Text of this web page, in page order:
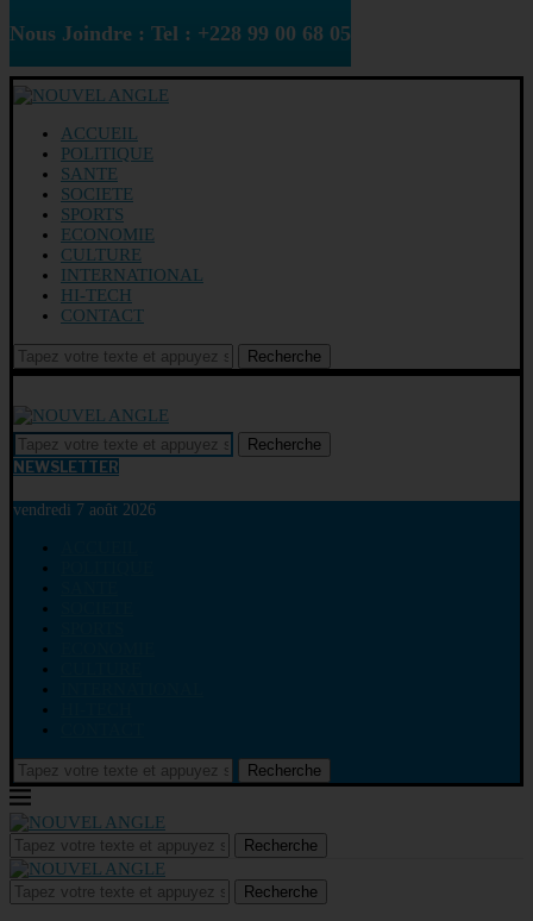
Nous Joindre : Tel : +228 99 00 68 05
ACCUEIL
POLITIQUE
SANTE
SOCIETE
SPORTS
ECONOMIE
CULTURE
INTERNATIONAL
HI-TECH
CONTACT
Recherche
Recherche
NEWSLETTER
vendredi 7 août 2026
Recherche
Recherche
Recherche